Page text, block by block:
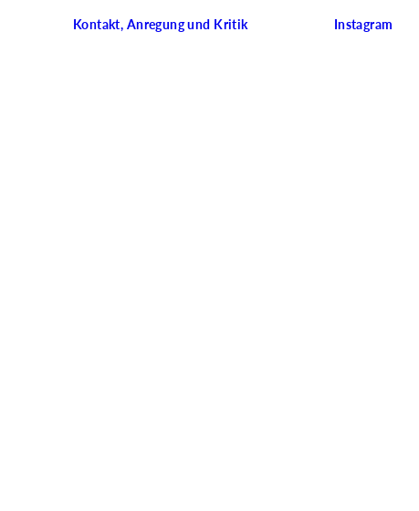
Kontakt, Anregung und Kritik Instagram